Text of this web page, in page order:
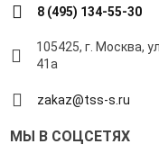
8 (495) 134-55-30
105425, г. Москва,
41а
zakaz@tss-s.ru
МЫ В СОЦСЕТЯХ